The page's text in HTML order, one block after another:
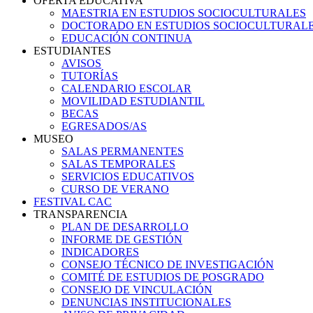
MAESTRIA EN ESTUDIOS SOCIOCULTURALES
DOCTORADO EN ESTUDIOS
EDUCACIÓN CONTINUA
ESTUDIANTES
AVISOS
TUTORÍAS
CALENDARIO ESCOLAR
MOVILIDAD ESTUDIANTIL
BECAS
EGRESADOS/AS
MUSEO
SALAS PERMANENTES
SALAS TEMPORALES
SERVICIOS EDUCATIVOS
CURSO DE VERANO
FESTIVAL CAC
TRANSPARENCIA
PLAN DE DESARROLLO
INFORME DE GESTIÓN
INDICADORES
CONSEJO TÉCNICO DE INVESTIGACIÓN
COMITÉ DE ESTUDIOS DE POSGRADO
CONSEJO DE VINCULACIÓN
DENUNCIAS INSTITUCIONALES